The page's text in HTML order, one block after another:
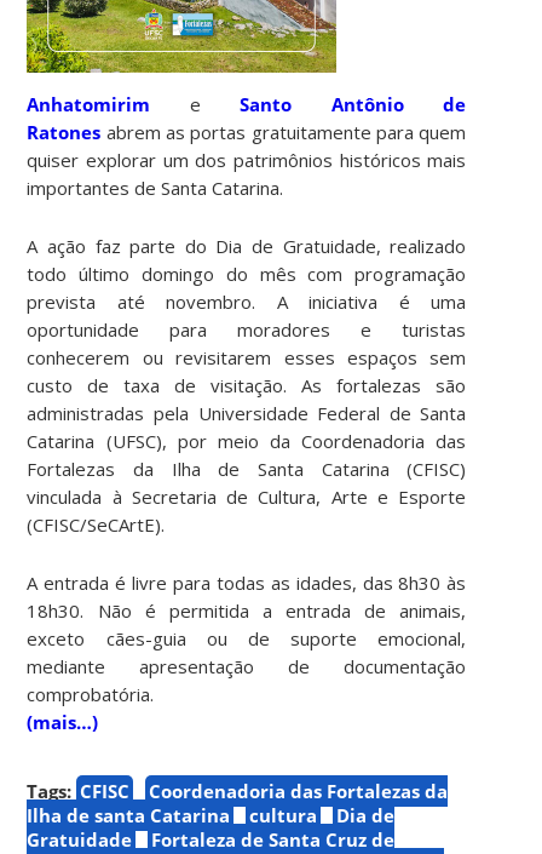
Anhatomirim eSanto Antônio de
Ratones abrem as portas gratuitamente para quem
quiser explorar um dos patrimônios históricos mais
importantes de Santa Catarina.
A ação faz parte do Dia de Gratuidade, realizado
todo último domingo do mês com programação
prevista até novembro. A iniciativa é uma
oportunidade para moradores e turistas
conhecerem ou revisitarem esses espaços sem
custo de taxa de visitação. As fortalezas são
administradas pela Universidade Federal de Santa
Catarina (UFSC), por meio da Coordenadoria das
Fortalezas da Ilha de Santa Catarina (CFISC)
vinculada à Secretaria de Cultura, Arte e Esporte
(CFISC/SeCArtE).
A entrada é livre para todas as idades, das 8h30 às
18h30. Não é permitida a entrada de animais,
exceto cães-guia ou de suporte emocional,
mediante apresentação de documentação
comprobatória.
(mais…)
Tags: CFISC
Coordenadoria das Fortalezas da
Ilha de santa Catarina
cultura
Dia de
Gratuidade
Fortaleza de Santa Cruz de